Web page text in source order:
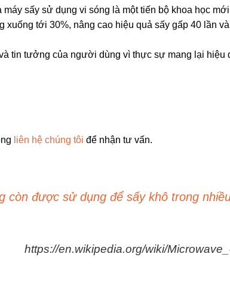
sấy sử dụng vi sóng là một tiến bộ khoa học
tới 30%, nâng cao hiệu quả sấy gấp 40 lần
tin tưởng của người dùng vì thực sự mang lại hiệu
liên hệ chúng tôi để nhận tư vấn.
còn được sử dụng để sấy khô trong
https://en.wikipedia.org/wiki/